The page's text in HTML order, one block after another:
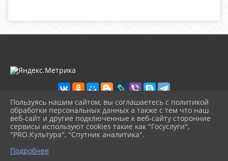
2026 г. kultura-uvat.ru
Вход
Карта сайта
Политика обработки персональных данных
Пользуясь нашим сайтом, вы соглашаетесь с политикой
обработки персональных данных а также с тем что наш
веб-сайт и другие подключенные к веб-сайту сторонние
сервисы используют cookies такие как "Госуслуги",
"PRO.Культура", "Спутник аналитика".
Подробнее